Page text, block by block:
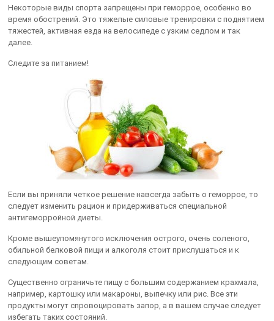
Некоторые виды спорта запрещены при геморрое, особенно во
время обострений. Это тяжелые силовые тренировки с поднятием
тяжестей, активная езда на велосипеде с узким седлом и так
далее.
Следите за питанием!
Если вы приняли четкое решение навсегда забыть о геморрое, то
следует изменить рацион и придерживаться специальной
антигеморройной диеты.
Кроме вышеупомянутого исключения острого, очень соленого,
обильной белковой пищи и алкоголя стоит прислушаться и к
следующим советам.
Существенно ограничьте пищу с большим содержанием крахмала,
например, картошку или макароны, выпечку или рис. Все эти
продукты могут спровоцировать запор, а в вашем случае следует
избегать таких состояний.